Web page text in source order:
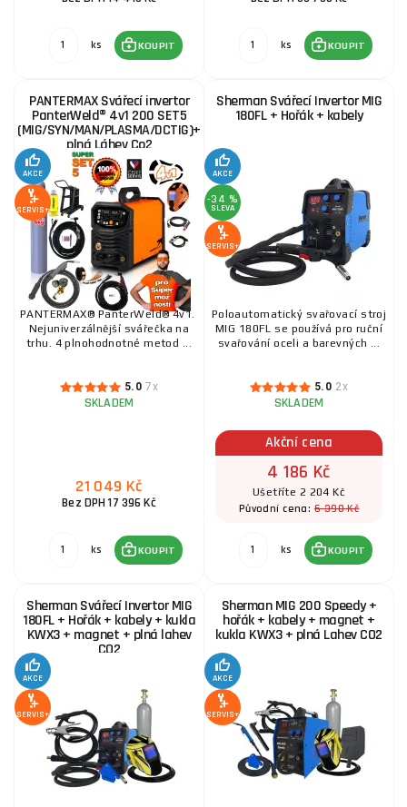
ks 23 875 Kč
svářečka + Hořák + Kabely
SKLADEM
KOWAX GeniMig®240DP LCD + Hořák + Kukla +
Ventil + Podvozek + Plná Co2 Láhev + Sprej + 5kg
drát + Kabely
SKLADEM ks KOUPIT 21 690 Kč
Sherman Synergická invertorová svářečka DIGIMIG
300 Pulse + hořák MIG 25/4m, kabely
SKLADEM 25 613 Kč
Sherman Invertorová svářečka DUALMIG 210 S4 s
kolečky a policí na láhve + Hořák + Kabely + Kukla
SKLADEM 5 835 Kč
SKLADEM ks KOUPIT 7 502 Kč
PANTERMAX Svářecí invertor MIG210FALCO® 3 LCD
SET4 (MIG/MMA/TIG)
SKLADEM 9 612 Kč
ks KOUPIT ks KOUPIT
PANTERMAX Svářecí invertor
PanterWeld® 4v1 200 SET5
(MIG/SYN/MAN/PLASMA/DCTIG)+
plná Láhev Co2
AKCE
SERVIS+
PANTERMAX® PanterWeld® 4v1.
Nejuniverzálnější svářečka na
trhu. 4 plnohodnotné metod ...
5.0 7x
SKLADEM
21 049 Kč
Bez DPH 17 396 Kč
ks KOUPIT
Sherman Svářecí Invertor MIG
180FL + Hořák + kabely
AKCE
-34 %
SLEVA
SERVIS+
Poloautomatický svařovací stroj
MIG 180FL se používá pro ruční
svařování oceli a barevných ...
5.0 2x
SKLADEM
Akční cena
4 186 Kč
Ušetříte 2 204 Kč
Původní cena:6 390 Kč
ks KOUPIT
Sherman Svářecí Invertor MIG
180FL + Hořák + kabely + kukla
KWX3 + magnet + plná lahev
CO2
AKCE
SERVIS+
Sherman MIG 200 Speedy +
hořák + kabely + magnet +
kukla KWX3 + plná Lahev CO2
AKCE
SERVIS+